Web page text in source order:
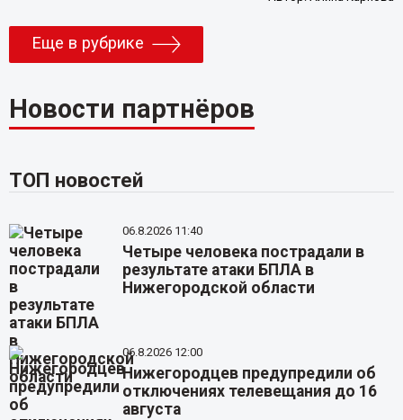
Еще в рубрике
Новости партнёров
ТОП новостей
06.8.2026 11:40
Четыре человека пострадали в
результате атаки БПЛА в
Нижегородской области
06.8.2026 12:00
Нижегородцев предупредили об
отключениях телевещания до 16
августа